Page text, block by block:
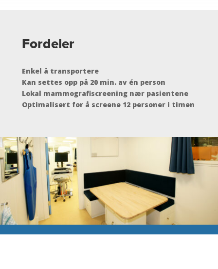
Fordeler
Enkel å transportere
Kan settes opp på 20 min. av én person
Lokal mammografiscreening nær pasientene
Optimalisert for å screene 12 personer i timen